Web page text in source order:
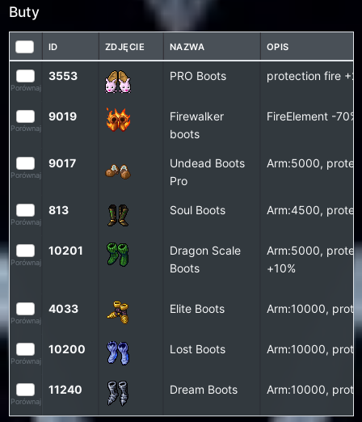
Buty
ID ZDJĘCIE NAZWA OPIS
Porównaj
3553 PRO Boots protection fire
Porównaj
9019
Firewalker
boots
FireElement -70%
Porównaj
9017
Undead Boots
Pro
Arm:5000,
Porównaj
813 Soul Boots Arm:4500,
Porównaj
10201
Dragon Scale
Boots
Arm:5000,
+10%
Porównaj
4033 Elite Boots Arm:10000,
Porównaj
10200 Lost Boots Arm:10000,
Porównaj
11240 Dream Boots Arm:10000,